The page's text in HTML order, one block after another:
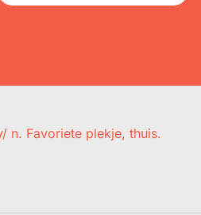
n. Favoriete plekje, thuis.